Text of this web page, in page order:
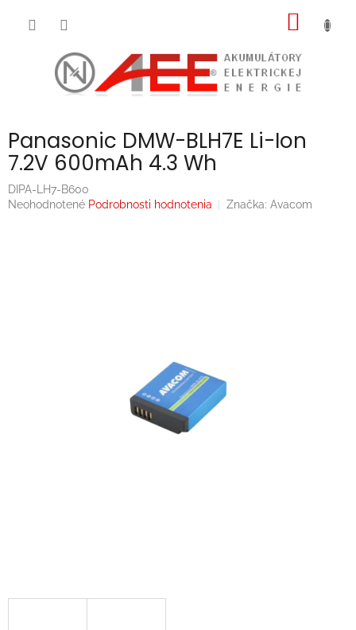
Panasonic DMW-BLH7E Li-Ion
7.2V 600mAh 4.3 Wh
DIPA-LH7-B600
Priemerné
Neohodnotené Podrobnosti hodnotenia Značka: Avacom